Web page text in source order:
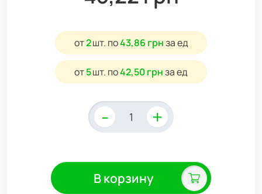
от2шт. по43,86 грнза ед
от5шт. по42,50 грнза ед
- +
В корзину